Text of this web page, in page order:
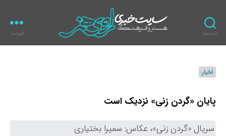
جستجو
ر
ن
فهرست
ه‌
اخبار
پایان «گردن زنی» نزدیک است
سریال «گردن زنی»، عکاس: سمیرا بختیاری